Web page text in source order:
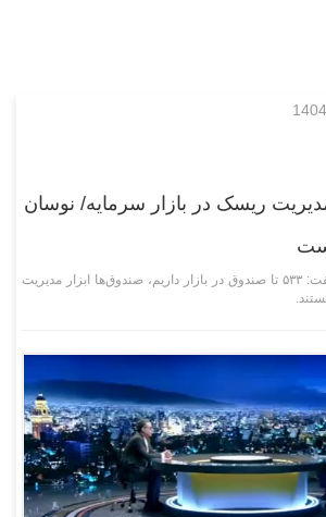
ریسک در بازار سرمایه/ نوسان
رئیس سازمان بورس گفت: ۵۳۳ تا صندوق در بازار داریم، صندوق‌ها ابزار مدیریت